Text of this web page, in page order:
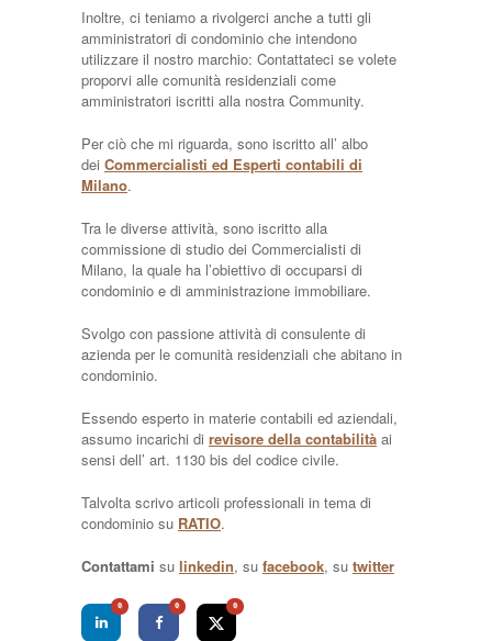
Inoltre, ci teniamo a rivolgerci anche a tutti gli
amministratori di condominio che intendono
utilizzare il nostro marchio: Contattateci se volete
proporvi alle comunità residenziali come
amministratori iscritti alla nostra Community.
Per ciò che mi riguarda, sono iscritto all’ albo
dei Commercialisti ed Esperti contabili di
Milano.
Tra le diverse attività, sono iscritto alla
commissione di studio dei Commercialisti di
Milano, la quale ha l’obiettivo di occuparsi di
condominio e di amministrazione immobiliare.
Svolgo con passione attività di consulente di
azienda per le comunità residenziali che abitano in
condominio.
Essendo esperto in materie contabili ed aziendali,
assumo incarichi di revisore della contabilità ai
sensi dell’ art. 1130 bis del codice civile.
Talvolta scrivo articoli professionali in tema di
condominio su RATIO.
Contattami su linkedin, su facebook, su twitter
0 0 0